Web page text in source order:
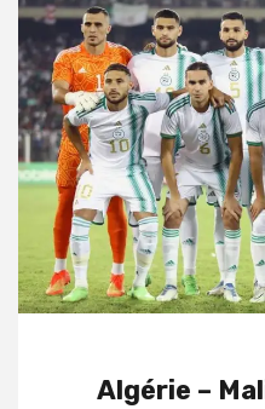
Algérie –